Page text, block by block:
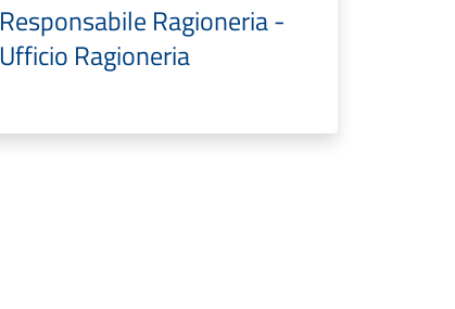
Responsabile Ragioneria -
Ufficio Ragioneria